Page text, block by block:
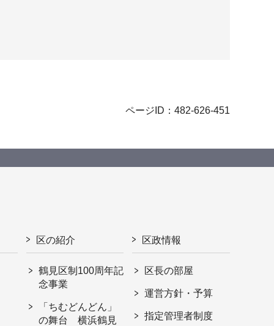
ページID：482-626-451
区の紹介
鶴見区制100周年記
念事業
「ちむどんどん」
の舞台 横浜鶴見
区政情報
区長の部屋
運営方針・予算
指定管理者制度